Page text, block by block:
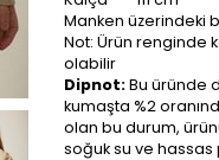
Manken üzerindeki
Not: Ürün renginde
olabilir
Dipnot:Bu üründe
kumaşta %2
olan bu durum,
soğuk su ve